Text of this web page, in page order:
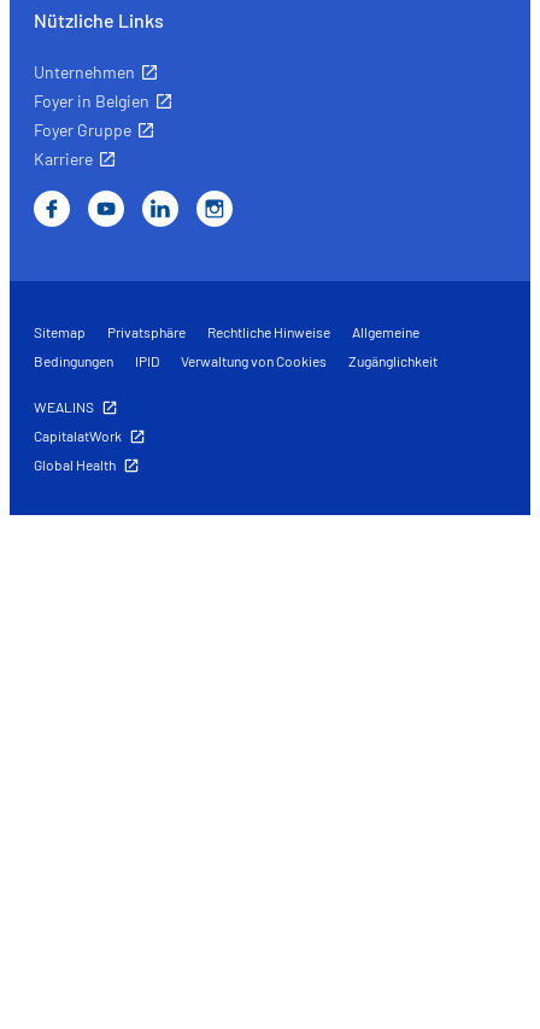
Nützliche Links
Unternehmen
Foyer in Belgien
Foyer Gruppe
Karriere
Sitemap Privatsphäre Rechtliche Hinweise
Allgemeine
Bedingungen
IPID Verwaltung von Cookies Zugänglichkeit
WEALINS
CapitalatWork
Global Health